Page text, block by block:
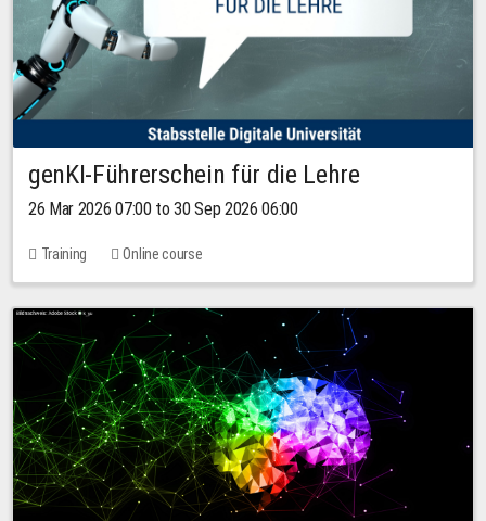
genKI-Führerschein für die Lehre
26 Mar 2026 07:00 to 30 Sep 2026 06:00
Training Online course